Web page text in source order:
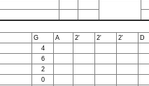
G A 2' 2' 2' D
4
6
2
0